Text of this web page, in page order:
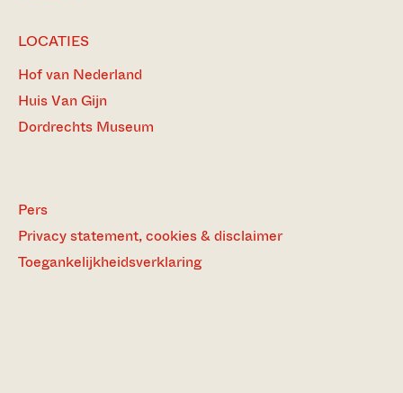
LOCATIES
Hof van Nederland
Huis Van Gijn
Dordrechts Museum
Pers
Privacy statement, cookies & disclaimer
Toegankelijkheidsverklaring